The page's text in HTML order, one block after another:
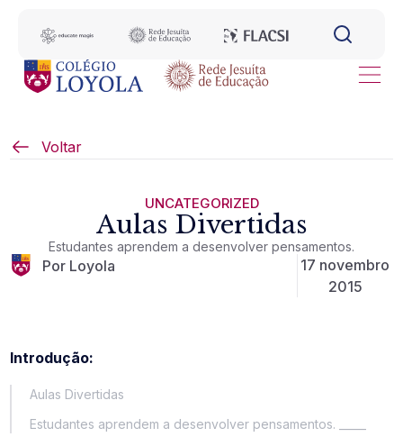
Voltar
UNCATEGORIZED
Aulas Divertidas
Estudantes aprendem a desenvolver pensamentos.
Por Loyola
17 novembro
2015
Introdução:
Aulas Divertidas
Estudantes aprendem a desenvolver pensamentos. _____